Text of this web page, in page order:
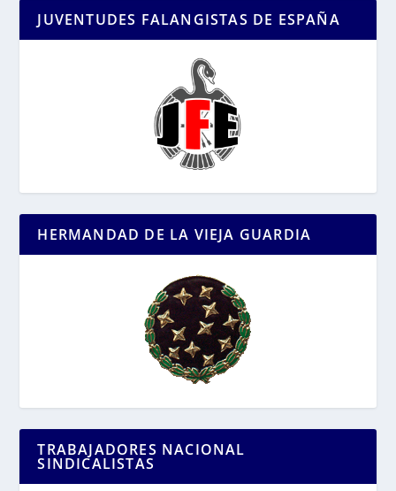
JUVENTUDES FALANGISTAS DE ESPAÑA
HERMANDAD DE LA VIEJA GUARDIA
TRABAJADORES NACIONAL
SINDICALISTAS